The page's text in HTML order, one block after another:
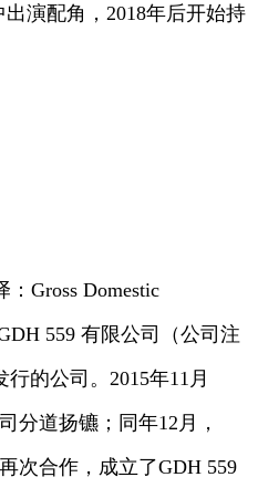
演配角，2018年后开始持
Gross Domestic
559 有限公司（公司注
的公司。2015年11月
分道扬镳；同年12月，
次合作，成立了GDH 559